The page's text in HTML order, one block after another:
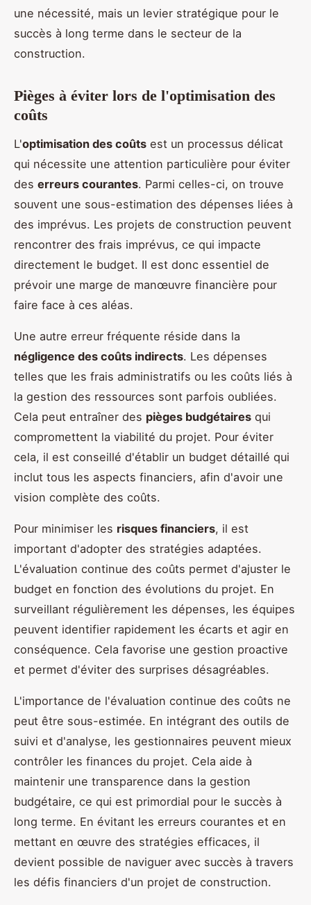
une nécessité, mais un levier stratégique pour le
succès à long terme dans le secteur de la
construction.
Pièges à éviter lors de l'optimisation des
coûts
L'optimisation des coûts est un processus délicat
qui nécessite une attention particulière pour éviter
des erreurs courantes. Parmi celles-ci, on trouve
souvent une sous-estimation des dépenses liées à
des imprévus. Les projets de construction peuvent
rencontrer des frais imprévus, ce qui impacte
directement le budget. Il est donc essentiel de
prévoir une marge de manœuvre financière pour
faire face à ces aléas.
Une autre erreur fréquente réside dans la
négligence des coûts indirects. Les dépenses
telles que les frais administratifs ou les coûts liés à
la gestion des ressources sont parfois oubliées.
Cela peut entraîner des pièges budgétaires qui
compromettent la viabilité du projet. Pour éviter
cela, il est conseillé d'établir un budget détaillé qui
inclut tous les aspects financiers, afin d'avoir une
vision complète des coûts.
Pour minimiser les risques financiers, il est
important d'adopter des stratégies adaptées.
L'évaluation continue des coûts permet d'ajuster le
budget en fonction des évolutions du projet. En
surveillant régulièrement les dépenses, les équipes
peuvent identifier rapidement les écarts et agir en
conséquence. Cela favorise une gestion proactive
et permet d'éviter des surprises désagréables.
L'importance de l'évaluation continue des coûts ne
peut être sous-estimée. En intégrant des outils de
suivi et d'analyse, les gestionnaires peuvent mieux
contrôler les finances du projet. Cela aide à
maintenir une transparence dans la gestion
budgétaire, ce qui est primordial pour le succès à
long terme. En évitant les erreurs courantes et en
mettant en œuvre des stratégies efficaces, il
devient possible de naviguer avec succès à travers
les défis financiers d'un projet de construction.